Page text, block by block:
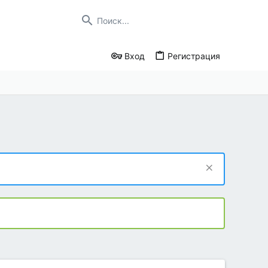
Вход Регистрация